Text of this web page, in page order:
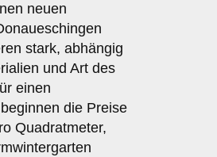
neuen
stark, abhängig
und Art des
einen
die Preise
Quadratmeter,